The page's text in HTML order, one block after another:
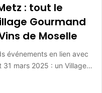
: tout le
Gourmand
de Moselle
événements en lien avec
31 mars 2025 : un Village…